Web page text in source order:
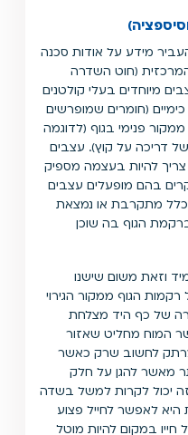
מידע על אודות סכנה
(חוט השדרה
מיוחדים בעלי קולטנים
(חומרים שמופרשים
פנימי בגוף (לדוגמה
דריכה על קוץ). עצבים
צריך להיות בעצמה מספיק
בהם מופעלים עצבים
כלל מתקרבת או נמצאת
הגוף בה שוכן
וזאת משום שישנו
הגוף ממקור הגירוי
של כף היד מצלחת
המוח מחליט שאזור
מרתק לחשוב שרק כאשר
מאשר להגן על חלק
יכול לקרות למשל בשדה
היא לאפשר לחייל פצוע
במקום להיות מוטל